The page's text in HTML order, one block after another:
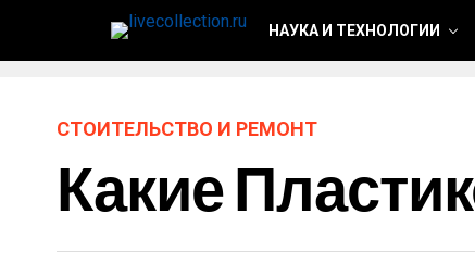
НАУКА И ТЕХНОЛОГИИ
СТОИТЕЛЬСТВО И РЕМОНТ
Какие